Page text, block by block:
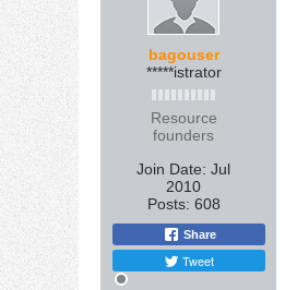
bagouser
*****istrator
Resource
founders
Join Date: Jul
2010
Posts: 608
Share
Tweet